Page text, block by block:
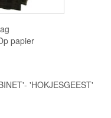
papier
'HOKJESGEEST'